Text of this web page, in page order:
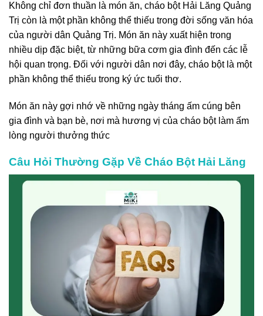
Không chỉ đơn thuần là món ăn, cháo bột Hải Lăng Quảng
Trị còn là một phần không thể thiếu trong đời sống văn hóa
của người dân Quảng Trị. Món ăn này xuất hiện trong
nhiều dịp đặc biệt, từ những bữa cơm gia đình đến các lễ
hội quan trọng. Đối với người dân nơi đây, cháo bột là một
phần không thể thiếu trong ký ức tuổi thơ.
Món ăn này gợi nhớ về những ngày tháng ấm cúng bên
gia đình và bạn bè, nơi mà hương vị của cháo bột làm ấm
lòng người thưởng thức
Câu Hỏi Thường Gặp Về Cháo Bột Hải Lăng